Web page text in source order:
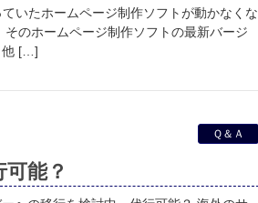
いたホームページ制作ソフトが動かなくな
のホームページ制作ソフトの最新バージ
他 […]
Ｑ＆Ａ
能？